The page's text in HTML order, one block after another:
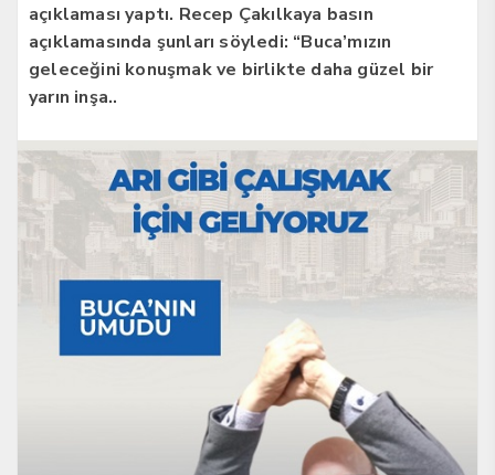
açıklaması yaptı. Recep Çakılkaya basın
açıklamasında şunları söyledi: “Buca’mızın
geleceğini konuşmak ve birlikte daha güzel bir
yarın inşa..